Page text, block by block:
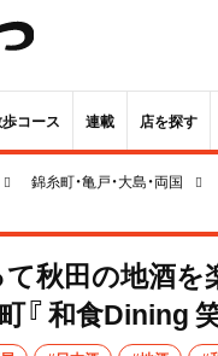
コース 連載 店を探す
錦糸町・亀戸・大島・両国
秋田の地酒を
『 和食Dining